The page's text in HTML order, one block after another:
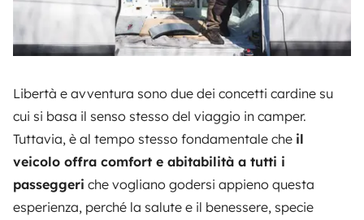
Libertà e avventura sono due dei concetti cardine su
cui si basa il senso stesso del viaggio in camper.
Tuttavia, è al tempo stesso fondamentale che il
veicolo offra comfort e abitabilità a tutti i
passeggeri che vogliano godersi appieno questa
esperienza, perché la salute e il benessere, specie